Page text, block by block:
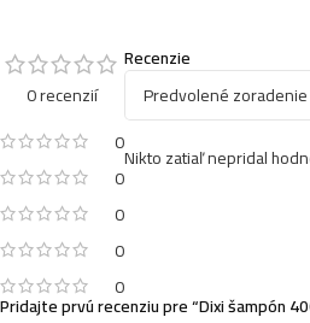
0 recenzií
0
0
0
0
0
Recenzie
Nikto zatiaľ nepridal
Pridajte prvú recenziu pre “Dixi šampón